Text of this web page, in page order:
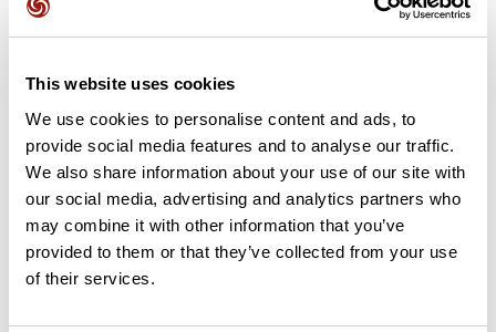
This website uses cookies
We use cookies to personalise content and ads, to
provide social media features and to analyse our traffic.
We also share information about your use of our site with
our social media, advertising and analytics partners who
may combine it with other information that you’ve
provided to them or that they’ve collected from your use
of their services.
Ajouter un avis
Découvrez ce parcours de vélo de 59,9 km à proximité de